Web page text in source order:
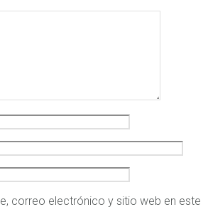
correo electrónico y sitio web en este